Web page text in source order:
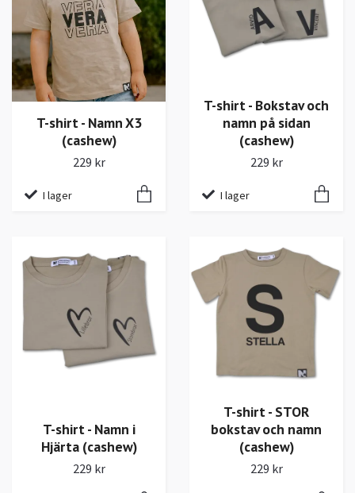
T-shirt - Namn X3
(cashew)
229 kr
I lager
T-shirt - Bokstav och
namn på sidan
(cashew)
229 kr
I lager
T-shirt - Namn i
Hjärta (cashew)
229 kr
T-shirt - STOR
bokstav och namn
(cashew)
229 kr